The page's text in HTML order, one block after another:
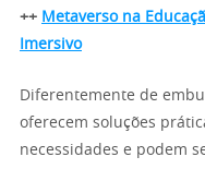
++ Metaverso na
Imersivo
Diferentemente de
oferecem soluções
necessidades e podem